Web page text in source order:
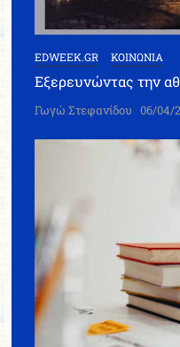
EDWEEK.GR ΚΟΙΝΩΝΙΑ
Εξερευνώντας την
Γωγώ Στεφανίδου 06/04/